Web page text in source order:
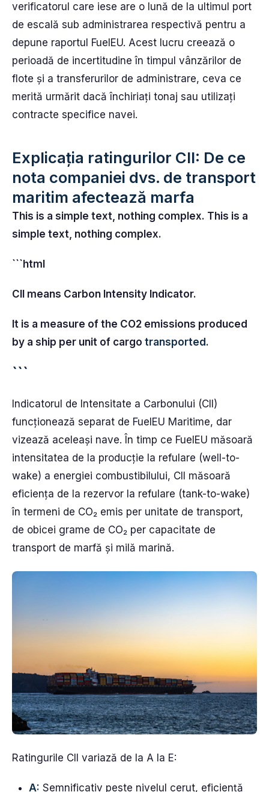
verificatorul care iese are o lună de la ultimul port
de escală sub administrarea respectivă pentru a
depune raportul FuelEU. Acest lucru creează o
perioadă de incertitudine în timpul vânzărilor de
flote și a transferurilor de administrare, ceva ce
merită urmărit dacă închiriați tonaj sau utilizați
contracte specifice navei.
Explicația ratingurilor CII: De ce
nota companiei dvs. de transport
maritim afectează marfa
This is a simple text, nothing complex. This is a
simple text, nothing complex.
```html
CII means Carbon Intensity Indicator.
It is a measure of the CO2 emissions produced
by a ship per unit of cargo transported .
```
Indicatorul de Intensitate a Carbonului (CII)
funcționează separat de FuelEU Maritime, dar
vizează aceleași nave. În timp ce FuelEU măsoară
intensitatea de la producție la refulare (well-to-
wake) a energiei combustibilului, CII măsoară
eficiența de la rezervor la refulare (tank-to-wake)
în termeni de CO₂ emis per unitate de transport,
de obicei grame de CO₂ per capacitate de
transport de marfă și milă marină.
Ratingurile CII variază de la A la E:
A: Semnificativ peste nivelul cerut, eficiență